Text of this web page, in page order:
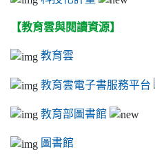
【教育雲與閱讀資源】
教育雲
教育雲電子書服務平台
教育部圖書館
圖書館